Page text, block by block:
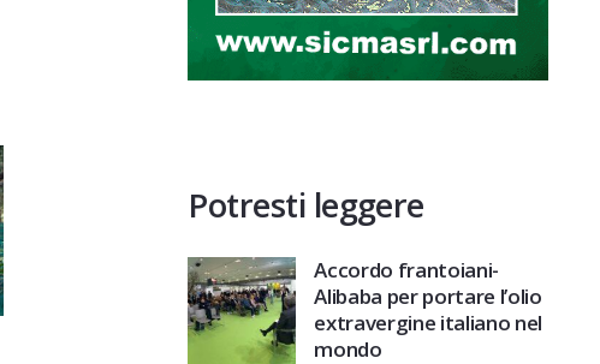
Potresti leggere
Accordo frantoiani-
Alibaba per portare l’olio
extravergine italiano nel
mondo